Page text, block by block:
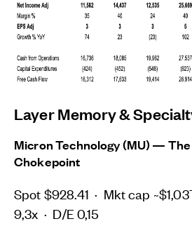
Layer Memory &
Micron Technology (MU) —
Chokepoint
Spot $928.41 · Mkt cap
9,3x · D/E 0,15